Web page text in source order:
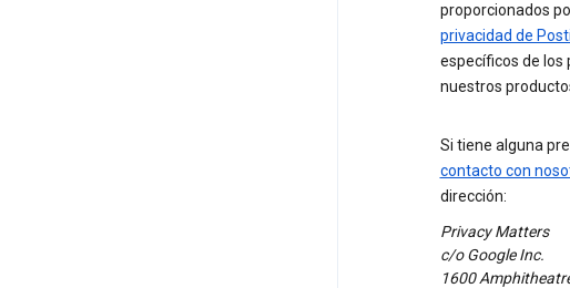
proporcionados
privacidad de
específicos de los
nuestros
Si tiene alguna
contacto con
dirección:
Privacy Matters
c/o Google Inc.
1600